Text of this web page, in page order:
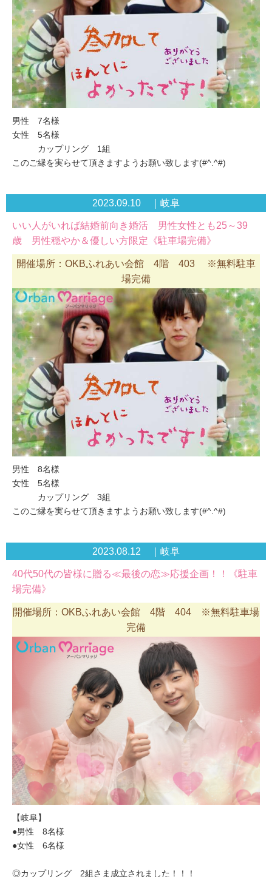
男性 7名様
女性 5名様
カップリング 1組
このご縁を実らせて頂きますようお願い致します(#^.^#)
2023.09.10 ｜岐阜
いい人がいれば結婚前向き婚活 男性女性とも25～39
歳 男性穏やか＆優しい方限定《駐車場完備》
開催場所：OKBふれあい会館 4階 403 ※無料駐車
場完備
男性 8名様
女性 5名様
カップリング 3組
このご縁を実らせて頂きますようお願い致します(#^.^#)
2023.08.12 ｜岐阜
40代50代の皆様に贈る≪最後の恋≫応援企画！！《駐車
場完備》
開催場所：OKBふれあい会館 4階 404 ※無料駐車場
完備
【岐阜】
●男性 8名様
●女性 6名様
◎カップリング 2組さま成立されました！！！